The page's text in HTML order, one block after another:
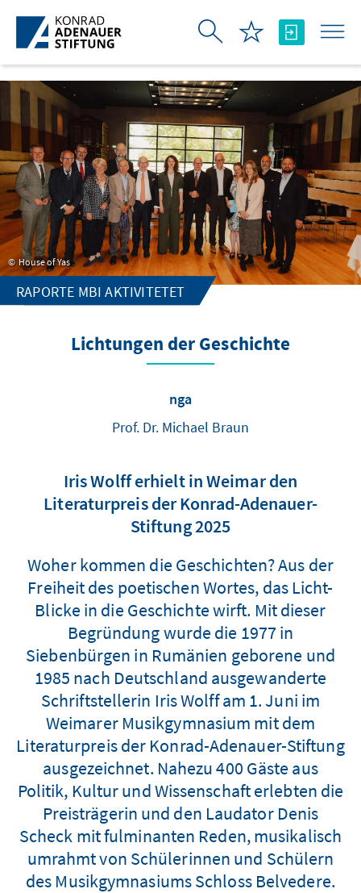
Skip to Main Content
House of Yas
RAPORTE MBI AKTIVITETET
Lichtungen der Geschichte
nga
Prof. Dr. Michael Braun
Iris Wolff erhielt in Weimar den
Literaturpreis der Konrad-Adenauer-
Stiftung 2025
Woher kommen die Geschichten? Aus der
Freiheit des poetischen Wortes, das Licht-
Blicke in die Geschichte wirft. Mit dieser
Begründung wurde die 1977 in
Siebenbürgen in Rumänien geborene und
1985 nach Deutschland ausgewanderte
Schriftstellerin Iris Wolff am 1. Juni im
Weimarer Musikgymnasium mit dem
Literaturpreis der Konrad-Adenauer-Stiftung
ausgezeichnet. Nahezu 400 Gäste aus
Politik, Kultur und Wissenschaft erlebten die
Preisträgerin und den Laudator Denis
Scheck mit fulminanten Reden, musikalisch
umrahmt von Schülerinnen und Schülern
des Musikgymnasiums Schloss Belvedere.